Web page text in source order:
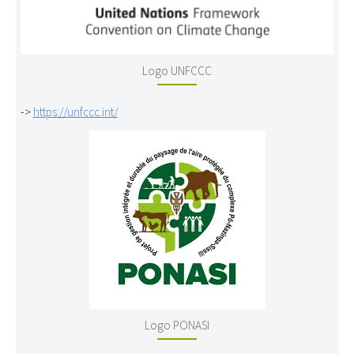
Logo UNFCCC
-> https://unfccc.int/
Logo PONASI